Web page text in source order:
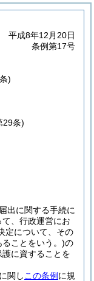
平成8年12月20日
条例第17号
)
条)
出に関する手続に
、行政運営にお
定について、その
ことをいう。)の
に資することを
関し この条例 に規